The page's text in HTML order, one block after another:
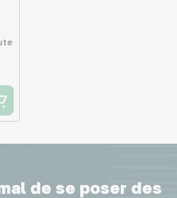
de se poser des